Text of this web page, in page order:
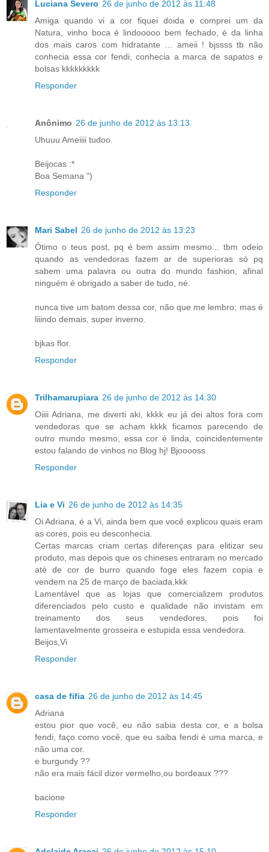
Luciana Severo 26 de junho de 2012 às 11:48
Amiga quando vi a cor fiquei doida e comprei um da
Natura, vinho boca é lindooooo bem fechado, é da linha
dos mais caros com hidratante ... ameii ! bjssss tb não
conhecia essa cor fendi, conhecia a marca de sapatos e
bolsas kkkkkkkkk
Responder
Anônimo 26 de junho de 2012 às 13:13
Uhuuu Ameiiii tudoo.
Beijocas :*
Boa Semana ")
Responder
Mari Sabel 26 de junho de 2012 às 13:23
Ótimo o teus post, pq é bem assim mesmo... tbm odeio
quando as vendedoras fazem ar de superioras só pq
sabem uma palavra ou outra do mundo fashion, afinal
ninguém é obrigado a saber de tudo, né.
nunca tive um batom dessa cor, não que me lembro; mas é
liiindo demais, super inverno.
bjkas flor.
Responder
Trilhamarupiara 26 de junho de 2012 às 14:30
Oiiii Adriana, me diverti aki, kkkk eu já dei altos fora com
vendedoras que se acham kkkk ficamos parecendo de
outro mundo mesmo, essa cor é linda, coincidentemente
estou falando de vinhos no Blog hj! Bjooooss
Responder
Lia e Vi 26 de junho de 2012 às 14:35
Oi Adriana, é a Vi, ainda bem que você explicou quais eram
as cores, pois eu desconhecia.
Certas marcas criam certas diferenças para elitizar seu
produto, mas depois que os chineses entraram no mercado
até de cor de burro quando foge eles fazem copia e
vendem na 25 de março de baciada,kkk
Lamentável que as lojas que comercializem produtos
diferenciados pelo custo e qualidade não invistam em
treinamento dos seus vendedores, pois foi
lamentavelmente grosseira e estupida essa vendedora.
Beijos,Vi
Responder
casa de fifia 26 de junho de 2012 às 14:45
Adriana
estou pior que você, eu não sabia desta cor, e a bolsa
fendi, faço como você, que eu saiba fendi é uma marca, e
não uma cor.
e burgundy ??
não era mais fácil dizer vermelho,ou bordeaux ???
bacione
Responder